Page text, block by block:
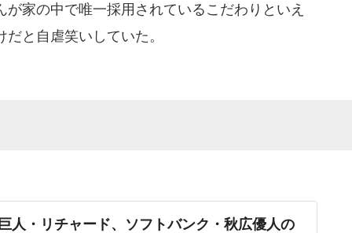
家の中で唯一採用されているこだわりといえ
と自虐笑いしていた。
人・リチャード、ソフトバンク・秋広優人の